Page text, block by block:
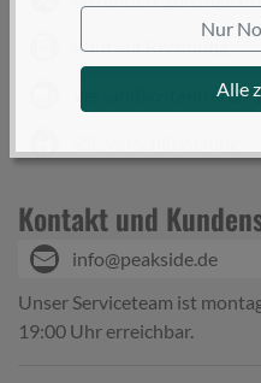
Nur
Alle
Kauf auf Rechnung
Versandkostenfrei ab
Kontakt und
info@peakside.de
Unser Serviceteam ist
19:00 Uhr erreichbar.